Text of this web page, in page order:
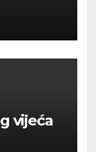
vijeća